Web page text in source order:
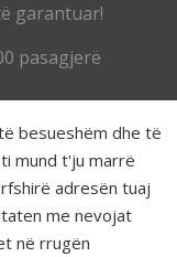
garantuar!
pasagjerë
besueshëm dhe të
mund t'ju marrë
adresën tuaj
me nevojat
në rrugën